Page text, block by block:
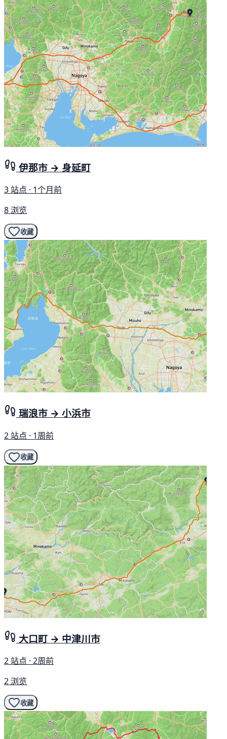
伊那市 → 身延町
3 站点 · 1个月前
8 浏览
收藏
瑞浪市 → 小浜市
2 站点 · 1周前
收藏
大口町 → 中津川市
2 站点 · 2周前
2 浏览
收藏